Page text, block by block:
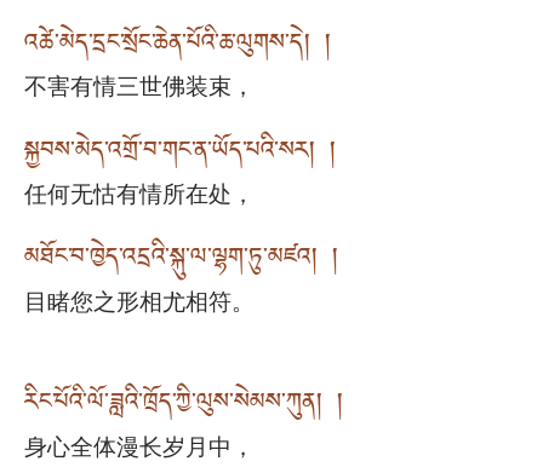
འཚེ་མེད་དྲང་སྲོང་ཆེན་པོའི་ཆ་ལུགས་དེ། །
不害有情三世佛装束，
སྐྱབས་མེད་འགྲོ་བ་གང་ན་ཡོད་པའི་སར། །
任何无怙有情所在处，
མཐོང་བ་ཁྱེད་འདྲའི་སྐུ་ལ་ལྷག་ཏུ་མཛའ། །
目睹您之形相尤相符。
རིང་པོའི་ལོ་ཟླའི་ཁྲོད་ཀྱི་ལུས་སེམས་ཀུན། །
身心全体漫长岁月中，